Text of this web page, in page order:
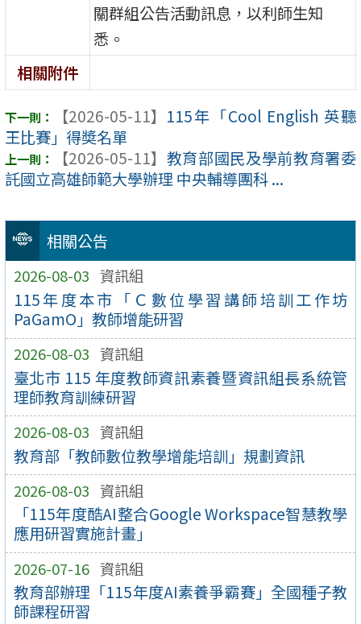
相關公告
2026-08-03 資訊組
115年度本市「Ｃ數位學習講師培訓工作坊
PaGamO」教師增能研習
2026-08-03 資訊組
臺北市 115 年度教師資訊素養暨資訊組長系統管
理師教育訓練研習
2026-08-03 資訊組
教育部「教師數位教學增能培訓」規劃資訊
2026-08-03 資訊組
「115年度酷AI整合Google Workspace智慧教學
應用研習實施計畫」
2026-07-16 資訊組
教育部辦理「115年度AI素養爭霸賽」全國種子教
師課程研習
關群組公告活動訊息，以利師生知
悉。
相關附件
【2026-05-11】 115年「Cool English 英聽
王比賽」得奬名單
【2026-05-11】 教育部國民及學前教育署委
託國立高雄師範大學辦理 中央輔導團科 ...